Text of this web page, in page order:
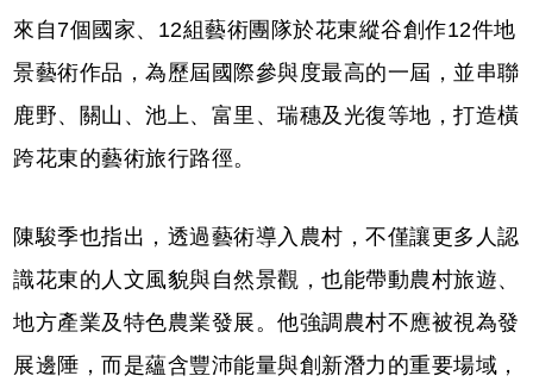
來自7個國家、12組藝術團隊於花東縱谷創作12件地
景藝術作品，為歷屆國際參與度最高的一屆，並串聯
鹿野、關山、池上、富里、瑞穗及光復等地，打造橫
跨花東的藝術旅行路徑。
陳駿季也指出，透過藝術導入農村，不僅讓更多人認
識花東的人文風貌與自然景觀，也能帶動農村旅遊、
地方產業及特色農業發展。他強調農村不應被視為發
展邊陲，而是蘊含豐沛能量與創新潛力的重要場域，